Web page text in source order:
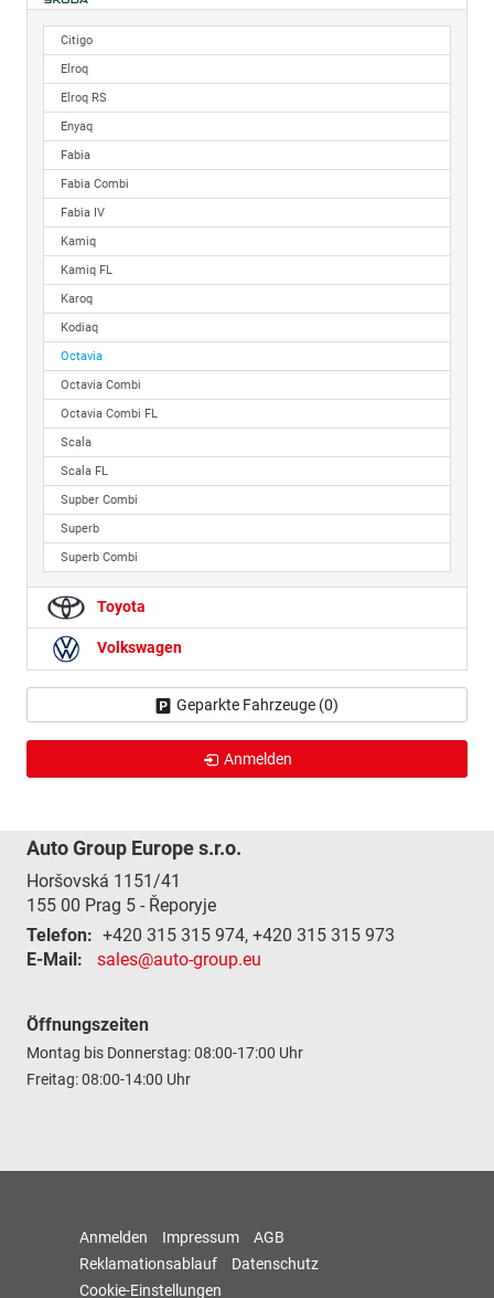
Citigo
Elroq
Elroq RS
Enyaq
Fabia
Fabia Combi
Fabia IV
Kamiq
Kamiq FL
Karoq
Kodiaq
Octavia
Octavia Combi
Octavia Combi FL
Scala
Scala FL
Supber Combi
Superb
Superb Combi
Toyota
Volkswagen
Geparkte Fahrzeuge (0)
Anmelden
Auto Group Europe s.r.o.
Horšovská 1151/41
155 00 Prag 5 - Řeporyje
Telefon: +420 315 315 974, +420 315 315 973
E-Mail:
sales@auto-group.eu
Öffnungszeiten
Montag bis Donnerstag: 08:00-17:00 Uhr
Freitag: 08:00-14:00 Uhr
Anmelden Impressum
AGB
Reklamationsablauf
Datenschutz
Cookie-Einstellungen